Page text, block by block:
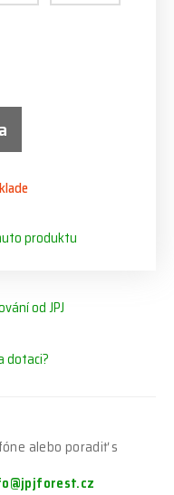
produktu
od JPJ
dotaci?
alebo poradiť s